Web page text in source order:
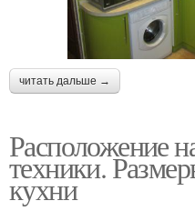
читать дальше →
Расположение
техники.
кухни